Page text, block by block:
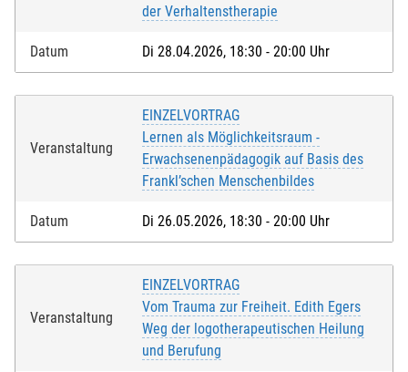
Lastschrift
Teilnahmegebühr vom angegebenen Konto
eingezogen wird.
Mit der Anmeldung versichere ich, dass ich
Kontoinhaber/-in bin oder über das Einverständnis
der Verhaltenstherapie
Datum Di 28.04.2026, 18:30 - 20:00 Uhr
Veranstaltung
EINZELVORTRAG
Lernen als Möglichkeitsraum -
Erwachsenenpädagogik auf Basis des
Frankl’schen Menschenbildes
Datum Di 26.05.2026, 18:30 - 20:00 Uhr
Veranstaltung
EINZELVORTRAG
Vom Trauma zur Freiheit. Edith Egers
Weg der logotherapeutischen Heilung
und Berufung